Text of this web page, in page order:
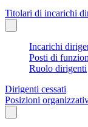
Titolari di incarichi
Incarichi
Posti di
Ruolo dirigenti
Dirigenti cessati
Posizioni